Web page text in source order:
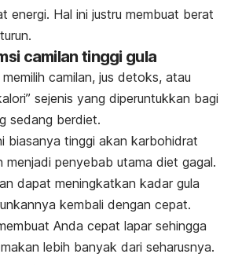
energi. Hal ini justru membuat berat
camilan tinggi gula
camilan, jus detoks, atau
sejenis yang diperuntukkan bagi
sedang berdiet.
biasanya tinggi akan karbohidrat
menjadi penyebab utama diet gagal.
dapat meningkatkan kadar gula
kembali dengan cepat.
Anda cepat lapar sehingga
lebih banyak dari seharusnya.